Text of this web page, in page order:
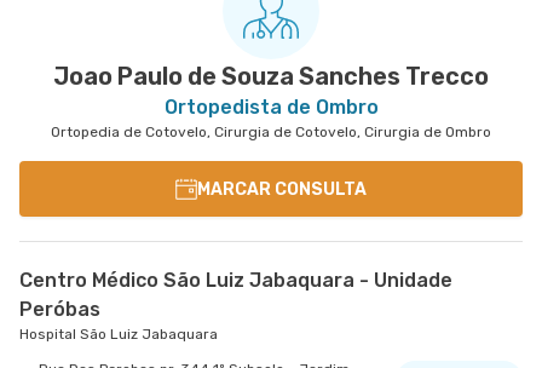
Joao Paulo de Souza Sanches Trecco
Ortopedista de Ombro
Ortopedia de Cotovelo, Cirurgia de Cotovelo, Cirurgia de Ombro
MARCAR CONSULTA
Centro Médico São Luiz Jabaquara - Unidade
Peróbas
Hospital São Luiz Jabaquara